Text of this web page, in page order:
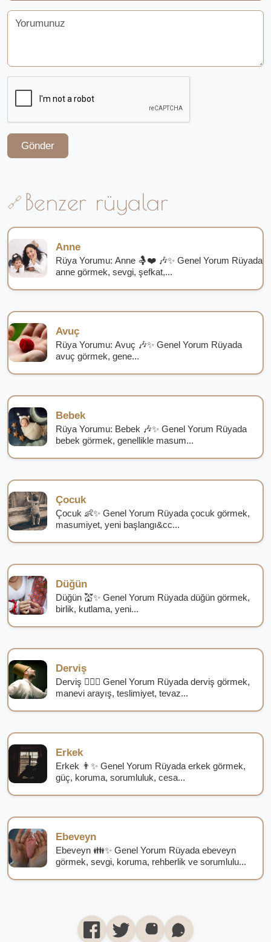
Gönder
Benzer rüyalar
Anne
Rüya Yorumu: Anne 🤱❤️ 🎶✨ Genel Yorum Rüyada
anne görmek, sevgi, şefkat,...
Avuç
Rüya Yorumu: Avuç 🎶✨ Genel Yorum Rüyada
avuç görmek, gene...
Bebek
Rüya Yorumu: Bebek 🎶✨ Genel Yorum Rüyada
bebek görmek, genellikle masum...
Çocuk
Çocuk 👶✨ Genel Yorum Rüyada çocuk görmek,
masumiyet, yeni başlangı&cc...
Düğün
Düğün 💒✨ Genel Yorum Rüyada düğün görmek,
birlik, kutlama, yeni...
Derviş
Derviş 🧙‍♂️✨ Genel Yorum Rüyada derviş görmek,
manevi arayış, teslimiyet, tevaz...
Erkek
Erkek 👨✨ Genel Yorum Rüyada erkek görmek,
güç, koruma, sorumluluk, cesa...
Ebeveyn
Ebeveyn 👪✨ Genel Yorum Rüyada ebeveyn
görmek, sevgi, koruma, rehberlik ve sorumlulu...